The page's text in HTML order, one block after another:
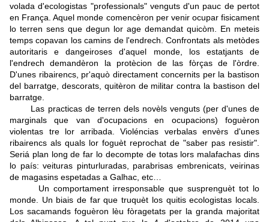
volada d'ecologistas "professionals" venguts d'un pauc de pertot
en França. Aquel monde comencèron per venir ocupar fisicament
lo terren sens que degun lor age demandat quicòm. En meteis
temps copavan los camins de l'endrech. Confrontats als metòdes
autoritaris e dangeiroses d'aquel monde, los estatjants de
l'endrech demandèron la protècion de las fòrças de l'òrdre.
D'unes ribairencs, pr'aquò directament concernits per la bastison
del barratge, descorats, quitèron de militar contra la bastison del
barratge.
Las practicas de terren dels novèls venguts (per d'unes de
marginals que van d'ocupacions en ocupacions) foguèron
violentas tre lor arribada. Violéncias verbalas envèrs d'unes
ribairencs als quals lor foguèt reprochat de "saber pas resistir".
Seriá plan long de far lo decompte de totas lors malafachas dins
lo país: veituras pinturluradas, parabrisas embrenicats, veirinas
de magasins espetadas a Galhac, etc…
Un comportament irresponsable que susprenguèt tot lo
monde. Un biais de far que truquèt los quitis ecologistas locals.
Los sacamands foguèron lèu fòragetats per la granda majoritat